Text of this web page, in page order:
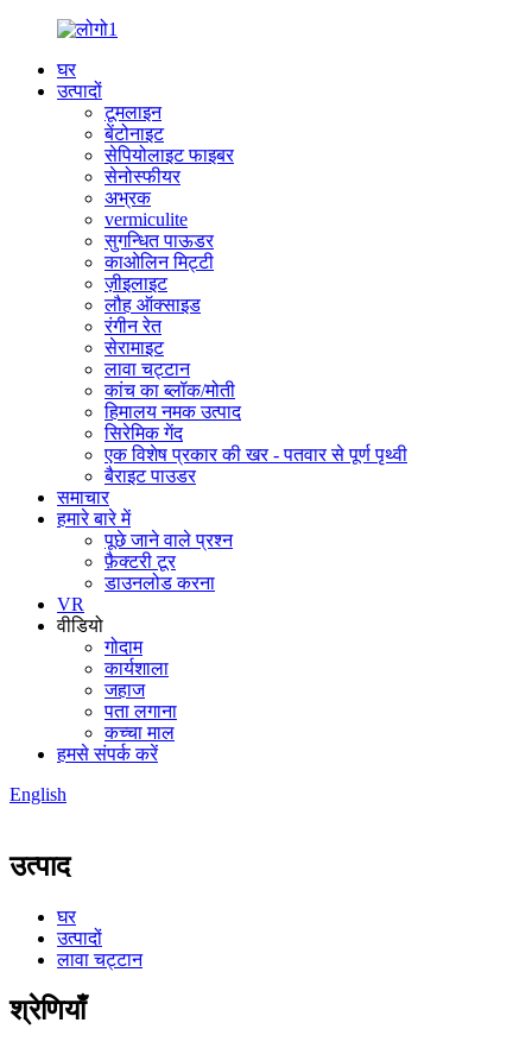
घर
उत्पादों
टूमलाइन
बेंटोनाइट
सेपियोलाइट फाइबर
सेनोस्फीयर
अभ्रक
vermiculite
सुगन्धित पाऊडर
काओलिन मिट्टी
ज़ीइलाइट
लौह ऑक्साइड
रंगीन रेत
सेरामाइट
लावा चट्टान
कांच का ब्लॉक/मोती
हिमालय नमक उत्पाद
सिरेमिक गेंद
एक विशेष प्रकार की खर - पतवार से पूर्ण पृथ्वी
बैराइट पाउडर
समाचार
हमारे बारे में
पूछे जाने वाले प्रश्न
फ़ैक्टरी टूर
डाउनलोड करना
VR
वीडियो
गोदाम
कार्यशाला
जहाज
पता लगाना
कच्चा माल
हमसे संपर्क करें
English
उत्पाद
घर
उत्पादों
लावा चट्टान
श्रेणियाँ